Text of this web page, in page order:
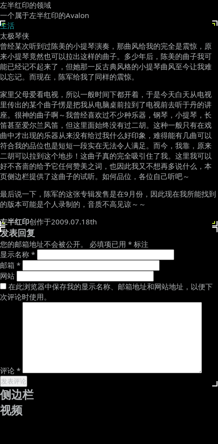
左半红印的领域
一个属于左半红印的Avalon
生活
太极琴侠
曾经某次听到过陈美的小提琴演奏，那曲风给我的完全是震惊，原
来小提琴竟然也可以拉出这样的曲子。多少年后，陈美的曲子我可
能已经记不起来了，但她那一反古典风格的小提琴曲风至今让我难
以忘记。而现在，陈军给我了同样的震惊。
家里父母爱看电视，所以一般时间下都开着，于是今天白天从电视
里传出的某个曲子愣是把我从电脑桌前拉到了电视前去听于丹的讲
座。很神的曲子啊～我曾经喜欢过不少种乐器，钢琴，小提琴，长
笛甚至爱尔兰风笛，但这里面始终没有过二胡。这种一般只有在戏
曲中才出现的乐器从来没有给过我什么好印象，难得能有几曲可以
符合我的品位也是短短一段实在无法令人满足。而今，我靠，原来
二胡可以拉到这个地步！这曲子真的完全吸引住了我。这里我可以
好不吝啬的给予它任何赞美之词，也因此我又不想再多说什么，本
页侧边栏提供了这曲子的试听。如何品位，各位自己听吧～
最后说一下，陈军的这张专辑发售是在9月份，因此现在我所能找到
的版本可能是个人录制的，音质不高见谅～～
左半红印创作于2009.07.18th
发表回复
您的邮箱地址不会被公开。 必填项已用 * 标注
显示名称 *
邮箱 *
网站
在此浏览器中保存我的显示名称、邮箱地址和网站地址，以便下
次评论时使用。
评论 *
侧边栏
视频